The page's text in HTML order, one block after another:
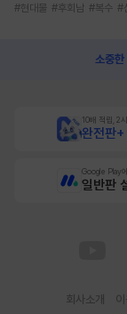
#현대물 #후회남 #복수 #
소중한
10배 적립, 2
완전판+
Google Play
일반판
회사소개